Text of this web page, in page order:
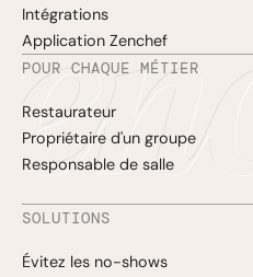
Intégrations
Application Zenchef
POUR CHAQUE MÉTIER
Restaurateur
Propriétaire d'un groupe
Responsable de salle
SOLUTIONS
Évitez les no-shows